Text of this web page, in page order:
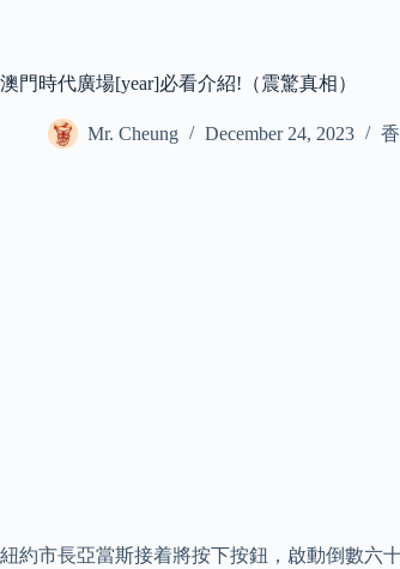
澳門時代廣場[year]必看介紹!（震驚真相）
Mr. Cheung December 24, 2023
紐約市長亞當斯接着將按下按鈕，啟動倒數六